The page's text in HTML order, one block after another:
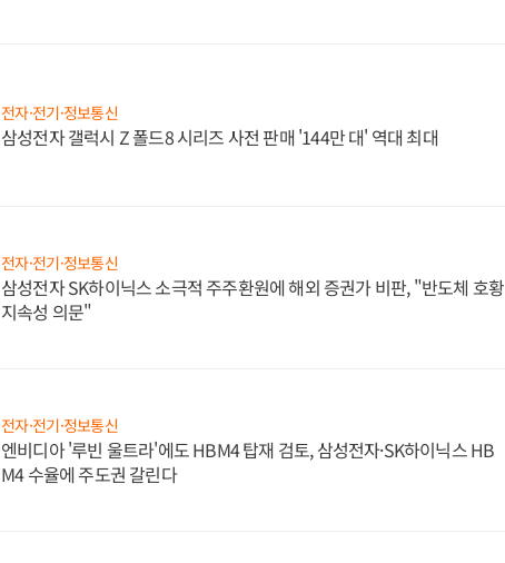
전자·전기·정보통신
삼성전자 갤럭시 Z 폴드8 시리즈 사전 판매 '144만 대' 역대 최대
전자·전기·정보통신
삼성전자 SK하이닉스 소극적 주주환원에 해외 증권가 비판, "반도체 호황
지속성 의문"
전자·전기·정보통신
엔비디아 '루빈 울트라'에도 HBM4 탑재 검토, 삼성전자·SK하이닉스 HB
M4 수율에 주도권 갈린다